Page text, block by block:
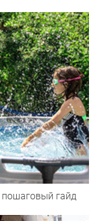
пошаговый гайд